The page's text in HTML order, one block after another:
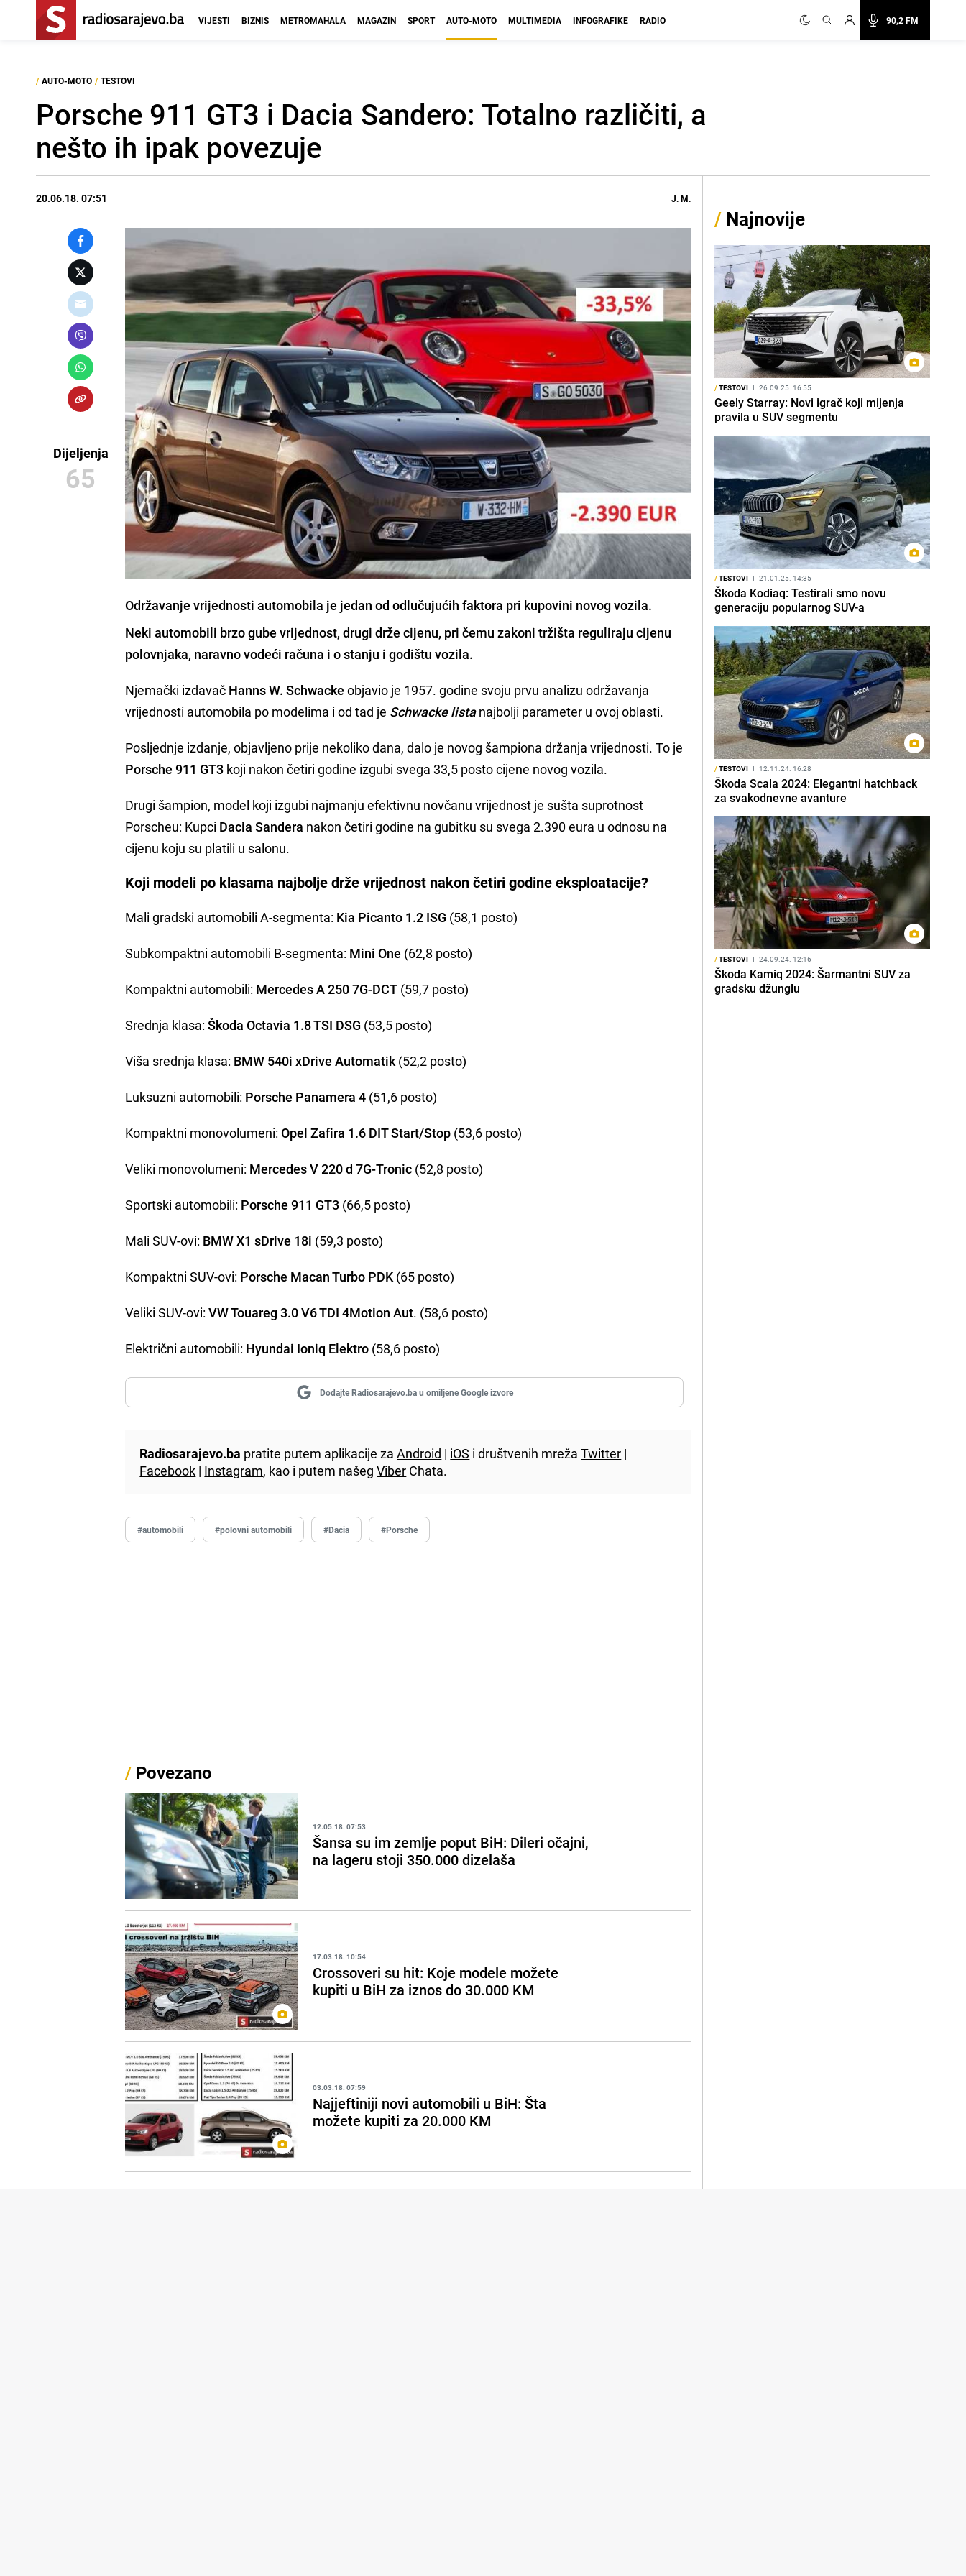
90,2 FM
VIJESTI BIZNIS METROMAHALA MAGAZIN SPORT AUTO-MOTO MULTIMEDIA INFOGRAFIKE RADIO
/ AUTO-MOTO / TESTOVI
Porsche 911 GT3 i Dacia Sandero: Totalno različiti, a
nešto ih ipak povezuje
20.06.18. 07:51 J. M.
Dijeljenja
65
Održavanje vrijednosti automobila je jedan od odlučujućih faktora pri kupovini novog vozila.
Neki automobili brzo gube vrijednost, drugi drže cijenu, pri čemu zakoni tržišta reguliraju cijenu
polovnjaka, naravno vodeći računa i o stanju i godištu vozila.
Njemački izdavač Hanns W. Schwacke objavio je 1957. godine svoju prvu analizu održavanja
vrijednosti automobila po modelima i od tad je Schwacke listanajbolji parameter u ovoj oblasti.
Posljednje izdanje, objavljeno prije nekoliko dana, dalo je novog šampiona držanja vrijednosti. To je
Porsche 911 GT3 koji nakon četiri godine izgubi svega 33,5 posto cijene novog vozila.
Drugi šampion, model koji izgubi najmanju efektivnu novčanu vrijednost je sušta suprotnost
Porscheu: Kupci Dacia Sandera nakon četiri godine na gubitku su svega 2.390 eura u odnosu na
cijenu koju su platili u salonu.
Koji modeli po klasama najbolje drže vrijednost nakon četiri godine eksploatacije?
Mali gradski automobili A-segmenta: Kia Picanto 1.2 ISG (58,1 posto)
Subkompaktni automobili B-segmenta: Mini One (62,8 posto)
Kompaktni automobili: Mercedes A 250 7G-DCT (59,7 posto)
Srednja klasa:Škoda Octavia 1.8 TSI DSG (53,5 posto)
Viša srednja klasa: BMW 540i xDrive Automatik (52,2 posto)
Luksuzni automobili: Porsche Panamera 4 (51,6 posto)
Kompaktni monovolumeni:Opel Zafira 1.6 DIT Start/Stop (53,6 posto)
Veliki monovolumeni: Mercedes V 220 d 7G-Tronic (52,8 posto)
Sportski automobili: Porsche 911 GT3 (66,5 posto)
Mali SUV-ovi: BMW X1 sDrive 18i (59,3 posto)
Kompaktni SUV-ovi: Porsche Macan Turbo PDK (65 posto)
Veliki SUV-ovi:VW Touareg 3.0 V6 TDI 4Motion Aut. (58,6 posto)
Električni automobili: Hyundai Ioniq Elektro (58,6 posto)
Dodajte Radiosarajevo.ba u omiljene Google izvore
Radiosarajevo.ba pratite putem aplikacije zaAndroid | iOS i društvenih mrežaTwitter |
Facebook | Instagram, kao i putem našegViber Chata.
#automobili #polovni automobili #Dacia #Porsche
/ Povezano
12.05.18. 07:53
Šansa su im zemlje poput BiH: Dileri očajni,
na lageru stoji 350.000 dizelaša
17.03.18. 10:54
Crossoveri su hit: Koje modele možete
kupiti u BiH za iznos do 30.000 KM
03.03.18. 07:59
Najjeftiniji novi automobili u BiH: Šta
možete kupiti za 20.000 KM
/ Najnovije
/TESTOVI I 26.09.25. 16:55
Geely Starray: Novi igrač koji mijenja
pravila u SUV segmentu
/TESTOVI I 21.01.25. 14:35
Škoda Kodiaq: Testirali smo novu
generaciju popularnog SUV-a
/TESTOVI I 12.11.24. 16:28
Škoda Scala 2024: Elegantni hatchback
za svakodnevne avanture
/TESTOVI I 24.09.24. 12:16
Škoda Kamiq 2024: Šarmantni SUV za
gradsku džunglu